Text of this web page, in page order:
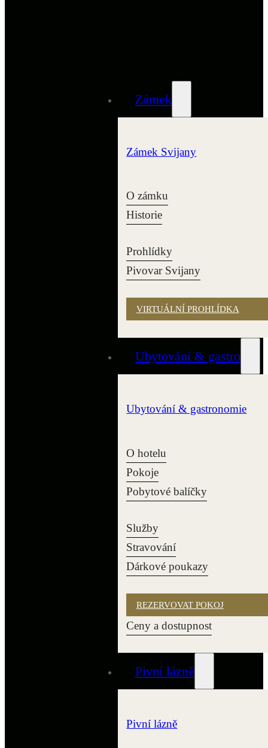
Zámek
Zámek Svijany
O zámku
Historie
Prohlídky
Pivovar Svijany
VIRTUÁLNÍ PROHLÍDKA
Ubytování & gastro
Ubytování & gastronomie
O hotelu
Pokoje
Pobytové balíčky
Služby
Stravování
Dárkové poukazy
REZERVOVAT POKOJ
Ceny a dostupnost
Pivní lázně
Pivní lázně